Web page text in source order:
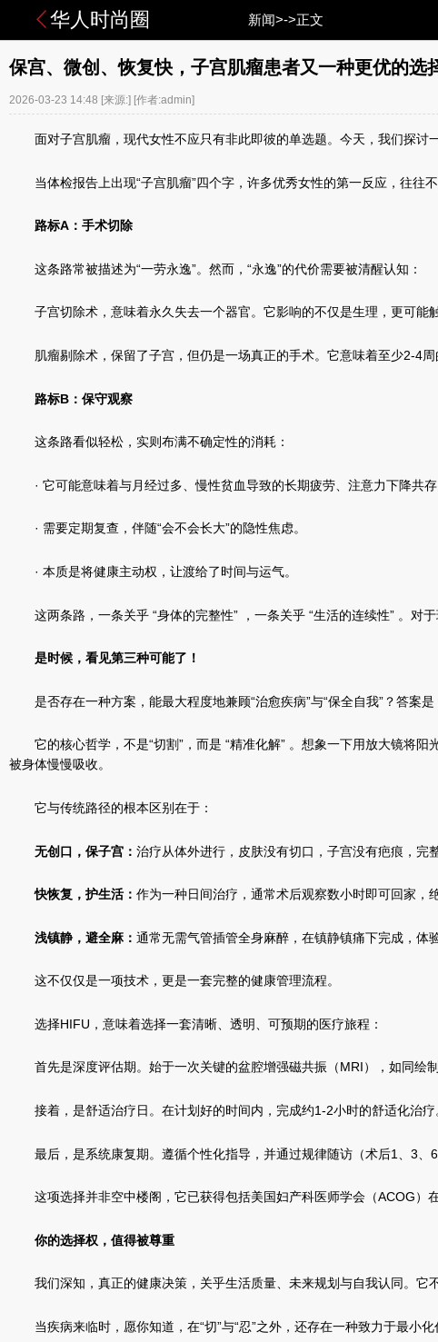
华人时尚圈 新闻>->正文
保宫、微创、恢复快，子宫肌瘤患者又一种更优的选
2026-03-23 14:48 [来源:] [作者:admin]
面对子宫肌瘤，现代女性不应只有非此即彼的单选题。今天，我们探讨
当体检报告上出现“子宫肌瘤”四个字，许多优秀女性的第一反应，往往
路标A：手术切除
这条路常被描述为“一劳永逸”。然而，“永逸”的代价需要被清醒认知：
子宫切除术，意味着永久失去一个器官。它影响的不仅是生理，更可能
肌瘤剔除术，保留了子宫，但仍是一场真正的手术。它意味着至少2-4
路标B：保守观察
这条路看似轻松，实则布满不确定性的消耗：
· 它可能意味着与月经过多、慢性贫血导致的长期疲劳、注意力下降共存
· 需要定期复查，伴随“会不会长大”的隐性焦虑。
· 本质是将健康主动权，让渡给了时间与运气。
这两条路，一条关乎 “身体的完整性” ，一条关乎 “生活的连续性” 。对
是时候，看见第三种可能了！
是否存在一种方案，能最大程度地兼顾“治愈疾病”与“保全自我”？答案
它的核心哲学，不是“切割”，而是 “精准化解” 。想象一下用放大镜将
被身体慢慢吸收。
它与传统路径的根本区别在于：
无创口，保子宫： 治疗从体外进行，皮肤没有切口，子宫没有疤痕，完
快恢复，护生活： 作为一种日间治疗，通常术后观察数小时即可回家，
浅镇静，避全麻： 通常无需气管插管全身麻醉，在镇静镇痛下完成，体
这不仅仅是一项技术，更是一套完整的健康管理流程。
选择HIFU，意味着选择一套清晰、透明、可预期的医疗旅程：
首先是深度评估期。始于一次关键的盆腔增强磁共振（MRI），如同绘
接着，是舒适治疗日。在计划好的时间内，完成约1-2小时的舒适化治疗
最后，是系统康复期。遵循个性化指导，并通过规律随访（术后1、3、6
这项选择并非空中楼阁，它已获得包括美国妇产科医师学会（ACOG）
你的选择权，值得被尊重
我们深知，真正的健康决策，关乎生活质量、未来规划与自我认同。它
当疾病来临时，愿你知道，在“切”与“忍”之外，还存在一种致力于最小